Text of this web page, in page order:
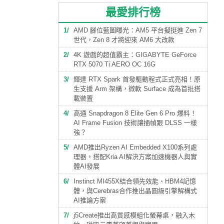
最愛排行榜
1
AMD 腳位藍圖曝光：AM5 平台擬挺進 Zen 7
世代，Zen 8 才將迎來 AM6 大改款
2
4K 遊戲的超值霸主：GIGABYTE GeForce
RTX 5070 Ti AERO OC 16G
3
輝達 RTX Spark 首發驅動程式正式亮相！原
生支援 Arm 架構，微軟 Surface 成為首批搭
載裝置
4
高通 Snapdragon 8 Elite Gen 6 Pro 爆料！
AI Frame Fusion 技術讓插幀跟 DLSS 一樣
強？
5
AMD推出Ryzen AI Embedded X100系列處
理器，搭配Kria AI解決方案加速機器人與實
體AI發展
6
Instinct MI455X結合領先效能、HBM4記憶
體，與Cerebras合作推出晶圓級引擎解構式
AI推論方案
7
j5Create推出高質感模組化螢幕桌，融入木